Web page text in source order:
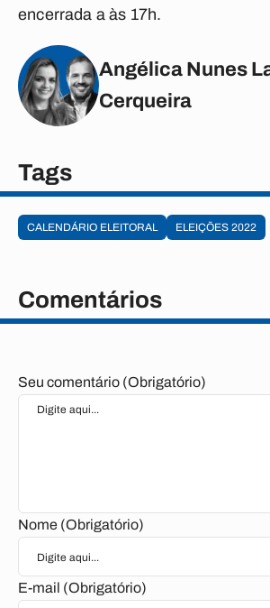
encerrada a às 17h.
Angélica Nunes
Cerqueira
Tags
CALENDÁRIO ELEITORAL ELEIÇÕES 2022
Comentários
Seu comentário (Obrigatório)
Nome (Obrigatório)
E-mail (Obrigatório)